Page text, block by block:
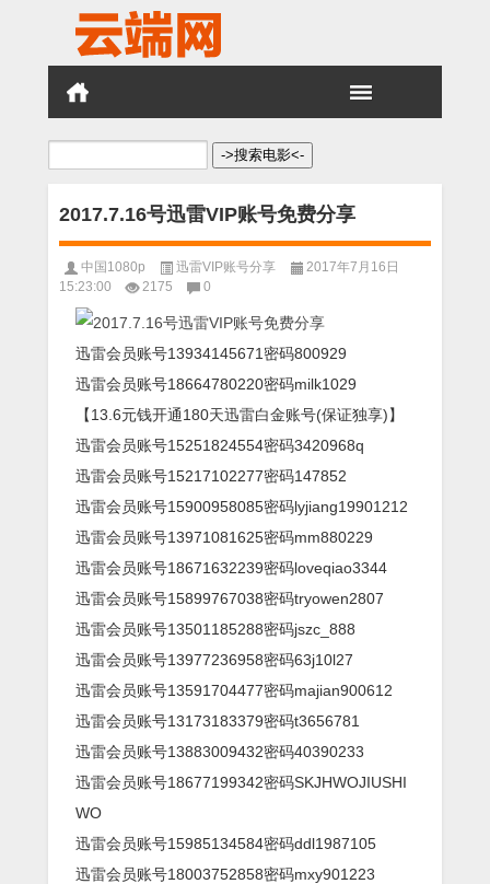
搜
2017.7.16号迅雷VIP账号免费分享
中国1080p 迅雷VIP账号分享
2017年7月16日
15:23:00
2175 0
迅雷会员账号13934145671密码800929
迅雷会员账号18664780220密码milk1029
【13.6元钱开通180天迅雷白金账号(保证独享)】
迅雷会员账号15251824554密码3420968q
迅雷会员账号15217102277密码147852
迅雷会员账号15900958085密码lyjiang19901212
迅雷会员账号13971081625密码mm880229
迅雷会员账号18671632239密码loveqiao3344
迅雷会员账号15899767038密码tryowen2807
迅雷会员账号13501185288密码jszc_888
迅雷会员账号13977236958密码63j10l27
迅雷会员账号13591704477密码majian900612
迅雷会员账号13173183379密码t3656781
迅雷会员账号13883009432密码40390233
迅雷会员账号18677199342密码SKJHWOJIUSHI
WO
迅雷会员账号15985134584密码ddl1987105
迅雷会员账号18003752858密码mxy901223